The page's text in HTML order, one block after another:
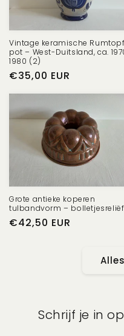
Vintage keramische
pot – West-Duitsland, ca.
1980 (2)
Normale
€35,00 EUR
Grote antieke koperen
tulbandvorm – bolletjesreliëf
Normale
€42,50 EUR
Schrijf je in